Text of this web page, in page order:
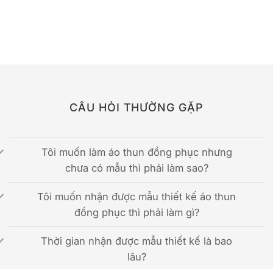
CÂU HỎI THƯỜNG GẶP
Tôi muốn làm áo thun đồng phục nhưng
chưa có mẫu thì phải làm sao?
Tôi muốn nhận được mẫu thiết kế áo thun
đồng phục thì phải làm gì?
Thời gian nhận được mẫu thiết kế là bao
lâu?